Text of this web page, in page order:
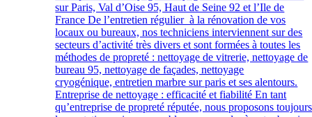
sur Paris, Val d’Oise 95, Haut de Seine 92 et l’Ile de
France De l’entretien régulier à la rénovation de vos
locaux ou bureaux, nos techniciens interviennent sur des
secteurs d’activité très divers et sont formées à toutes les
méthodes de propreté : nettoyage de vitrerie, nettoyage de
bureau 95, nettoyage de façades, nettoyage
cryogénique, entretien marbre sur paris et ses alentours.
Entreprise de nettoyage : efficacité et fiabilité En tant
qu’entreprise de propreté réputée, nous proposons toujours